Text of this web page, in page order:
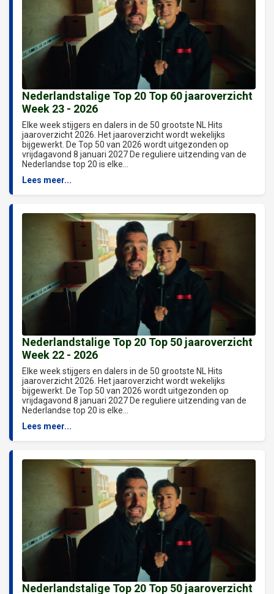
Nederlandstalige Top 20 Top 60 jaaroverzicht
Week 23 - 2026
Elke week stijgers en dalers in de 50 grootste NL Hits
jaaroverzicht 2026. Het jaaroverzicht wordt wekelijks
bijgewerkt. De Top 50 van 2026 wordt uitgezonden op
vrijdagavond 8 januari 2027 De reguliere uitzending van de
Nederlandse top 20 is elke...
Lees meer...
Nederlandstalige Top 20 Top 50 jaaroverzicht
Week 22 - 2026
Elke week stijgers en dalers in de 50 grootste NL Hits
jaaroverzicht 2026. Het jaaroverzicht wordt wekelijks
bijgewerkt. De Top 50 van 2026 wordt uitgezonden op
vrijdagavond 8 januari 2027 De reguliere uitzending van de
Nederlandse top 20 is elke...
Lees meer...
Nederlandstalige Top 20 Top 50 jaaroverzicht